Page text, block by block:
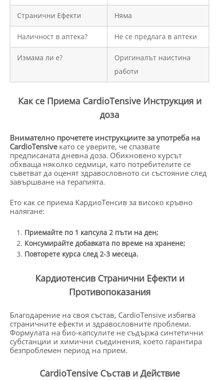
Странични Ефекти Няма
Наличност в аптека? Не се предлага в аптеки
Измама ли е?
Оригиналът наистина
работи
Как се Приема CardioTensive Инструкция и
доза
Внимателно прочетете инструкциите за употреба на
CardioTensiveкато се уверите, че спазвате
предписаната дневна доза. Обикновено курсът
обхваща няколко седмици, като потребителите се
съветват да оценят здравословното си състояние след
завършване на терапията.
Ето как се приема КардиоТенсив за високо кръвно
налягане:
Приемайте по 1 капсула 2 пъти на ден;
Консумирайте добавката по време на хранене;
Повторете курса след 2-3 месеца.
Кардиотенсив Странични Ефекти и
Противопоказания
Благодарение на своя състав, CardioTensive избягва
страничните ефекти и здравословните проблеми.
Формулата на био-капсулите не съдържа синтетични
субстанции и химични съединения, което гарантира
безпроблемен период на прием.
CardioTensive Състав и Действие